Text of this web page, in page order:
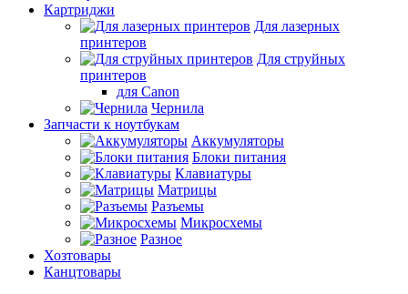
Картриджи
Для лазерных
принтеров
Для струйных
принтеров
для Canon
Чернила
Запчасти к ноутбукам
Аккумуляторы
Блоки питания
Клавиатуры
Матрицы
Разъемы
Микросхемы
Разное
Хозтовары
Канцтовары